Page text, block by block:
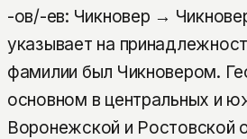
-ов/-ев: Чикновер →
указывает на
фамилии был Чикновером.
основном в центральных и
Воронежской и Ростовской